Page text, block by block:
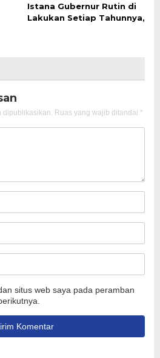
Istana Gubernur Rutin di
Lakukan Setiap Tahunnya,
dipublikasikan. Ruas yang wajib ditandai *
situs web saya pada peramban